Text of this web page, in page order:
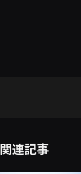
関連記事